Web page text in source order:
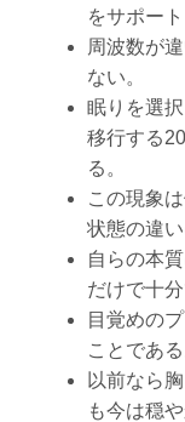
をサポー
周波数が
ない。
眠りを選
移行する
る。
この現象
状態の違い
自らの本
だけで十分
目覚めの
ことである
以前なら
も今は穏